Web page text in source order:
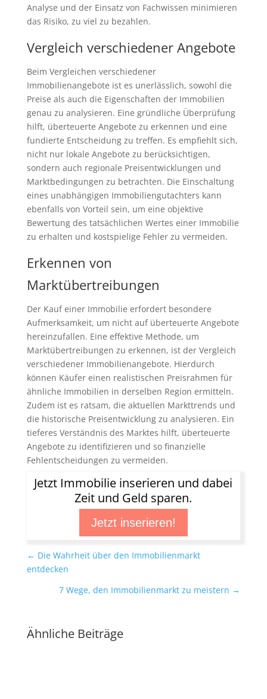
Analyse und der Einsatz von Fachwissen minimieren
das Risiko, zu viel zu bezahlen.
Vergleich verschiedener Angebote
Beim Vergleichen verschiedener
Immobilienangebote ist es unerlässlich, sowohl die
Preise als auch die Eigenschaften der Immobilien
genau zu analysieren. Eine gründliche Überprüfung
hilft, überteuerte Angebote zu erkennen und eine
fundierte Entscheidung zu treffen. Es empfiehlt sich,
nicht nur lokale Angebote zu berücksichtigen,
sondern auch regionale Preisentwicklungen und
Marktbedingungen zu betrachten. Die Einschaltung
eines unabhängigen Immobiliengutachters kann
ebenfalls von Vorteil sein, um eine objektive
Bewertung des tatsächlichen Wertes einer Immobilie
zu erhalten und kostspielige Fehler zu vermeiden.
Erkennen von
Marktübertreibungen
Der Kauf einer Immobilie erfordert besondere
Aufmerksamkeit, um nicht auf überteuerte Angebote
hereinzufallen. Eine effektive Methode, um
Marktübertreibungen zu erkennen, ist der Vergleich
verschiedener Immobilienangebote. Hierdurch
können Käufer einen realistischen Preisrahmen für
ähnliche Immobilien in derselben Region ermitteln.
Zudem ist es ratsam, die aktuellen Markttrends und
die historische Preisentwicklung zu analysieren. Ein
tieferes Verständnis des Marktes hilft, überteuerte
Angebote zu identifizieren und so finanzielle
Fehlentscheidungen zu vermeiden.
Jetzt Immobilie inserieren und dabei
Zeit und Geld sparen.
Jetzt inserieren!
← Die Wahrheit über den Immobilienmarkt
entdecken
7 Wege, den Immobilienmarkt zu meistern →
Ähnliche Beiträge